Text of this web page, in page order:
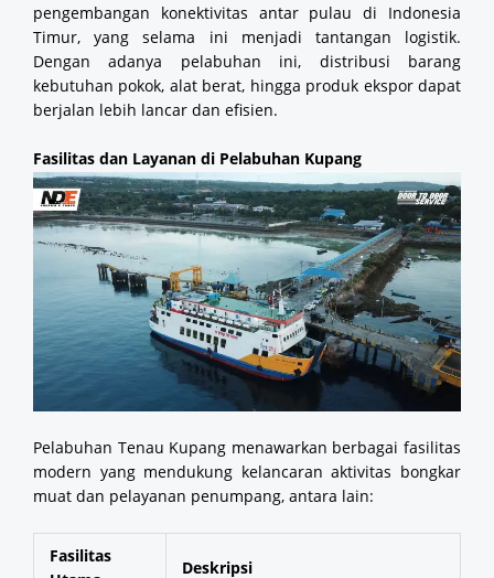
pengembangan konektivitas antar pulau di Indonesia
Timur, yang selama ini menjadi tantangan logistik.
Dengan adanya pelabuhan ini, distribusi barang
kebutuhan pokok, alat berat, hingga produk ekspor dapat
berjalan lebih lancar dan efisien.
Fasilitas dan Layanan di Pelabuhan Kupang
Pelabuhan Tenau Kupang menawarkan berbagai fasilitas
modern yang mendukung kelancaran aktivitas bongkar
muat dan pelayanan penumpang, antara lain:
Fasilitas
Deskripsi